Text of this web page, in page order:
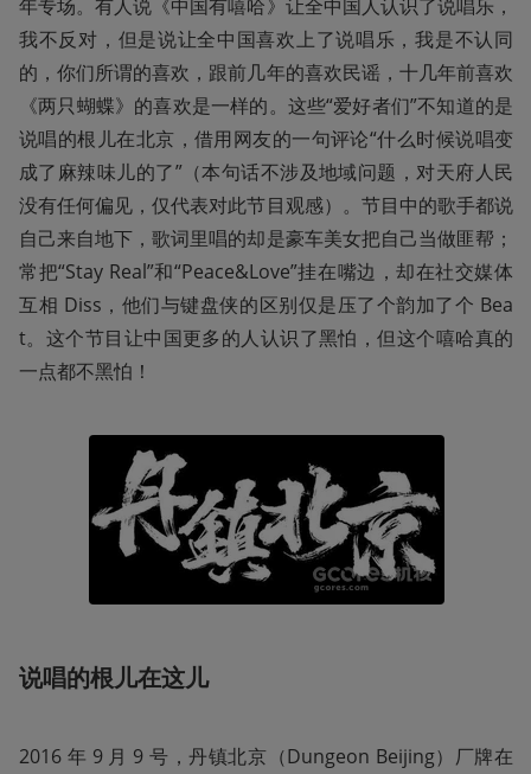
年专场。有人说《中国有嘻哈》让全中国人认识了说唱乐，
我不反对，但是说让全中国喜欢上了说唱乐，我是不认同
的，你们所谓的喜欢，跟前几年的喜欢民谣，十几年前喜欢
《两只蝴蝶》的喜欢是一样的。这些“爱好者们”不知道的是
说唱的根儿在北京，借用网友的一句评论“什么时候说唱变
成了麻辣味儿的了”（本句话不涉及地域问题，对天府人民
没有任何偏见，仅代表对此节目观感）。节目中的歌手都说
自己来自地下，歌词里唱的却是豪车美女把自己当做匪帮；
常把“Stay Real”和“Peace&Love”挂在嘴边，却在社交媒体
互相 Diss，他们与键盘侠的区别仅是压了个韵加了个 Bea
t。这个节目让中国更多的人认识了黑怕，但这个嘻哈真的
一点都不黑怕！
说唱的根儿在这儿
2016 年 9 月 9 号，丹镇北京（Dungeon Beijing）厂牌在